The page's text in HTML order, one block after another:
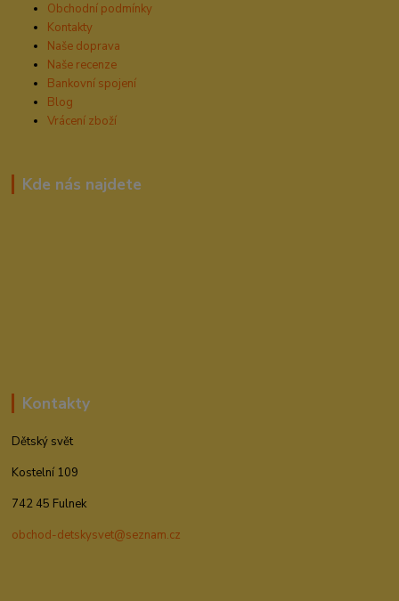
Obchodní podmínky
Kontakty
Naše doprava
Naše recenze
Bankovní spojení
Blog
Vrácení zboží
Kde nás najdete
Kontakty
Dětský svět
Kostelní 109
742 45 Fulnek
obchod-detskysvet@seznam.cz